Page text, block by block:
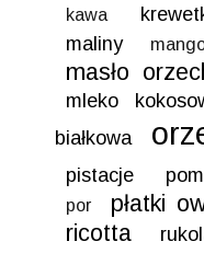
kawa
maliny
masło
mleko
białkowa
pistacje
por płatki
ricotta